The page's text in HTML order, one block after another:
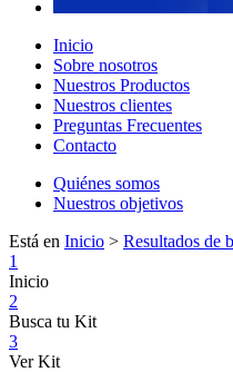
Inicio
Sobre nosotros
Nuestros Productos
Nuestros clientes
Preguntas Frecuentes
Contacto
Quiénes somos
Nuestros objetivos
Está en Inicio > Resultados de
1
Inicio
2
Busca tu Kit
3
Ver Kit